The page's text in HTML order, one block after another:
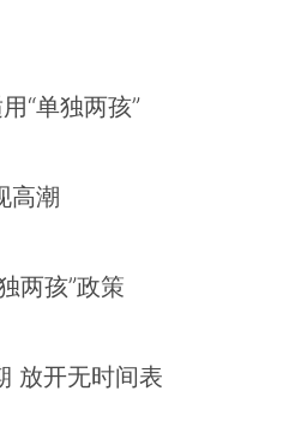
“单独两孩”
高潮
两孩”政策
放开无时间表